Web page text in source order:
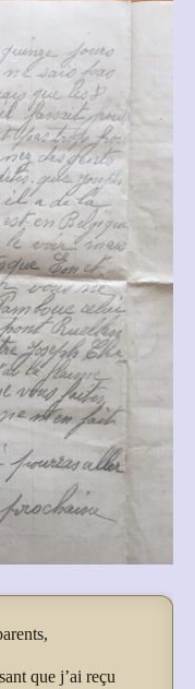
que j’ai reçu